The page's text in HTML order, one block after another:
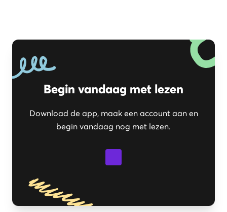
Begin vandaag met lezen
Download de app, maak een account aan en
begin vandaag nog met lezen.